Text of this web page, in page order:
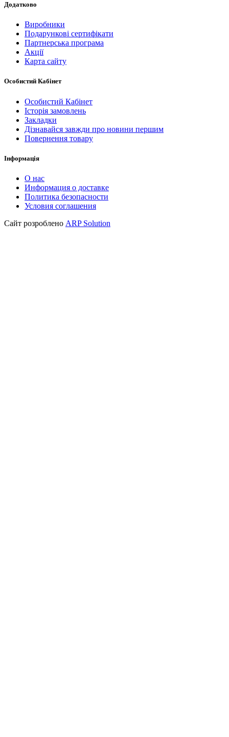
Додатково
Виробники
Подарункові сертифікати
Партнерська програма
Акції
Карта сайту
Особистий Кабінет
Особистий Кабінет
Історія замовлень
Закладки
Дізнавайся завжди про новини першим
Повернення товару
Інформація
О нас
Информация о доставке
Политика безопасности
Условия соглашения
Сайт розроблено ARP Solution